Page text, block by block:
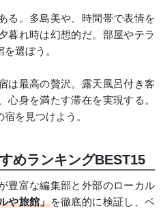
る。多島美や、時間帯で表情を
暮れ時は幻想的だ。部屋やテラ
選ぼう。
は最高の贅沢。露天風呂付き客
心身を満たす滞在を実現する。
を見つけよう。
めランキングBEST15
豊富な編集部と外部のローカル
や旅館」を徹底的に検証し、ベ